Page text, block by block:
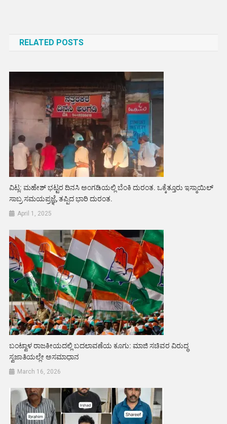
RELATED POSTS
ವಿಟ್ಲ: ಮಹೇಶ್ ಭಟ್ಟರ ದಿನಸಿ ಅಂಗಡಿಯಲ್ಲಿ ಬೆಂಕಿ ದುರಂತ. ಒಕ್ಕೆತ್ತೂರು ಇಸ್ಮಾಯಿಲ್
ಸಾಬ್ರ ಸಮಯಪ್ರಜ್ಞೆ, ತಪ್ಪಿದ ಭಾರಿ ದುರಂತ.
April 1, 2025
ಬಂಟ್ವಾಳ ರಾಜಕೀಯದಲ್ಲಿ ಬದಲಾವಣೆಯ ಕೂಗು: ಮಾಜಿ ಸಚಿವರ ವಿರುದ್ಧ
ಸ್ವಜಾತಿಯಲ್ಲೇ ಅಸಮಾಧಾನ
March 16, 2026